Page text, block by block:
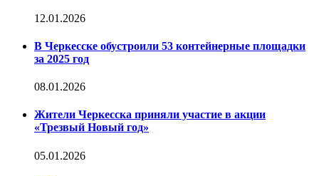
12.01.2026
В Черкесске обустроили 53 контейнерные площадки
за 2025 год
08.01.2026
Жители Черкесска приняли участие в акции
«Трезвый Новый год»
05.01.2026